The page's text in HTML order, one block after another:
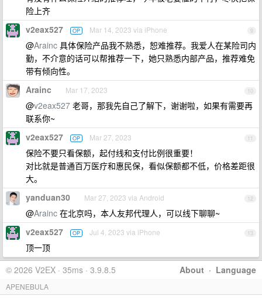
险上齐
9
v2eax527 OP Mar 14, 2023 via iPhone
@Arainc 具体保险产品我不熟悉，恕难推荐。我爱人在某险司内
勤，不介意的话可以帮推荐一下，她只熟悉内部产品，推荐难免
带有倾向性。
10
Arainc Mar 17, 2023
@v2eax527 老哥，那我先自己了解下，谢谢啦，如果有需要再
联系你~
11
v2eax527 OP Mar 27, 2023
保险不要只看保额，起付线和支付比例很重要！
对比就是普通百万医疗和惠民保，看似保额都不低，价格差距很
大。
12
yanduan30 Mar 27, 2023 via Android
@Arainc 在北京吗，本人友邦代理人，可以线下聊聊~
13
v2eax527 OP Jul 4, 2023 via iPhone
顶一顶
About · Language
© 2026 V2EX · 35ms · 3.9.8.5
APENEBULA